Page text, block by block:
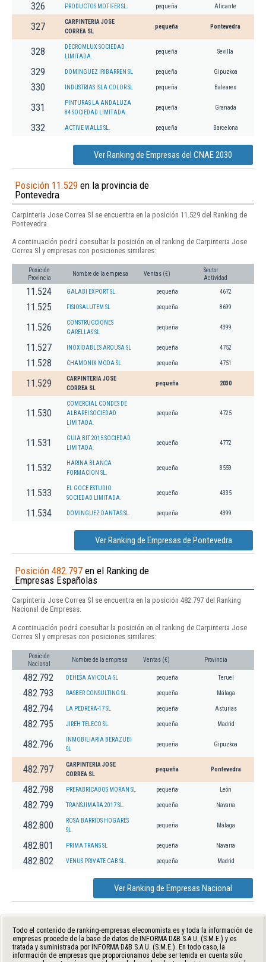
326 PRODUCTOS MOTIFER SL. pequeña Alicante
327
CARPINTERIA JOSE
CORREA SL
pequeña Pontevedra
328
DECROMLUX SOCIEDAD
LIMITADA.
pequeña Sevilla
329 DOMINGUEZ IRIBARREN SL pequeña Gipuzkoa
330 INDUSTRIAS ISLA COLOR SL pequeña Baleares
331
PINTURAS LA ANDALUZA
84 SOCIEDAD LIMITADA.
pequeña Granada
332 ACTIVE WALLS SL. pequeña Barcelona
Ver Ranking de Empresas del CNAE 2030
Posición 11.529 en la provincia de
Pontevedra
Carpinteria Jose Correa Sl se encuentra en la posición 11.529 del Ranking de
Pontevedra.
A continuación podrá consultar la posición en el ranking de Carpinteria Jose
Correa Sl y empresas con posiciones similares:
Posición
Provincia
Nombre de la empresa Ventas (€)
Sector
Actividad
11.524 GALABI EXPORT SL. pequeña 4672
11.525 FISIOSALUTEM SL pequeña 8699
11.526
CONSTRUCCIONES
GARELLAS SL
pequeña 4399
11.527 INOXIDABLES AROUSA SL pequeña 4752
11.528 CHAMONIX MODA SL pequeña 4751
11.529
CARPINTERIA JOSE
CORREA SL
pequeña 2030
11.530
COMERCIAL CONDES DE
ALBAREI SOCIEDAD
LIMITADA.
pequeña 4725
11.531
GUIA BIT 2015 SOCIEDAD
LIMITADA.
pequeña 4772
11.532
HARINA BLANCA
FORMACION SL.
pequeña 8559
11.533
EL GOCE ESTUDIO
SOCIEDAD LIMITADA.
pequeña 4335
11.534 DOMINGUEZ DANTAS SL. pequeña 4399
Ver Ranking de Empresas de Pontevedra
Posición 482.797 en el Ranking de
Empresas Españolas
Carpinteria Jose Correa Sl se encuentra en la posición 482.797 del Ranking
Nacional de Empresas.
A continuación podrá consultar la posición en el ranking de Carpinteria Jose
Correa Sl y empresas con posiciones similares:
Posición
Nacional
Nombre de la empresa Ventas (€) Provincia
482.792 DEHESA AVICOLA SL pequeña Teruel
482.793 RASBER CONSULTING SL. pequeña Málaga
482.794 LA PEDRERA-17 SL pequeña Asturias
482.795 JIREH TELECO SL. pequeña Madrid
482.796
INMOBILIARIA BERAZUBI
SL
pequeña Gipuzkoa
482.797
CARPINTERIA JOSE
CORREA SL
pequeña Pontevedra
482.798 PREFABRICADOS MORAN SL pequeña León
482.799 TRANSJIMARA 2017 SL. pequeña Navarra
482.800
ROSA BARRIOS HOGARES
SL.
pequeña Málaga
482.801 PRIMA TRANS SL pequeña Navarra
482.802 VENUS PRIVATE CAB SL. pequeña Madrid
Ver Ranking de Empresas Nacional
Todo el contenido de ranking-empresas.eleconomista.es y toda la información de
empresas procede de la base de datos de INFORMA D&B S.A.U. (S.M.E.) y es
tratada y suministrada por INFORMA D&B S.A.U. (S.M.E.). En todo caso, la
información de empresas que proporcionamos debe ser tenida en cuenta sólo